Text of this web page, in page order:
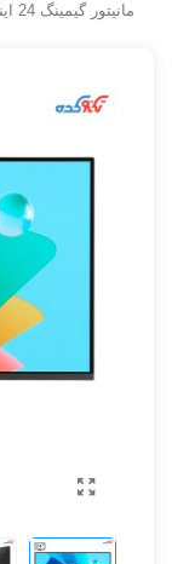
مانیتور گیمینگ 24 اینچ ایسوس مدل VA249HG با پنل IPS